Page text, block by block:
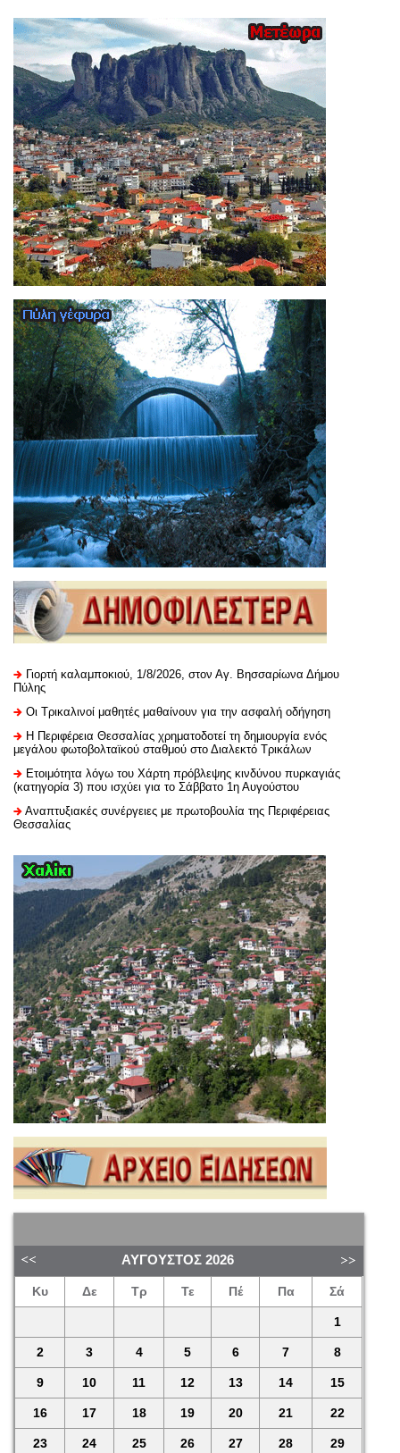
Γιορτή καλαμποκιού, 1/8/2026, στον Αγ. Βησσαρίωνα Δήμου
Πύλης
Οι Τρικαλινοί μαθητές μαθαίνουν για την ασφαλή οδήγηση
H Περιφέρεια Θεσσαλίας χρηματοδοτεί τη δημιουργία ενός
μεγάλου φωτοβολταϊκού σταθμού στο Διαλεκτό Τρικάλων
Ετοιμότητα λόγω του Χάρτη πρόβλεψης κινδύνου πυρκαγιάς
(κατηγορία 3) που ισχύει για το Σάββατο 1η Αυγούστου
Αναπτυξιακές συνέργειες με πρωτοβουλία της Περιφέρειας
Θεσσαλίας
ΑΎΓΟΥΣΤΟΣ 2026
Κυ Δε Τρ Τε Πέ Πα Σά
1
2 3 4 5 6 7 8
9 10 11 12 13 14 15
16 17 18 19 20 21 22
23 24 25 26 27 28 29